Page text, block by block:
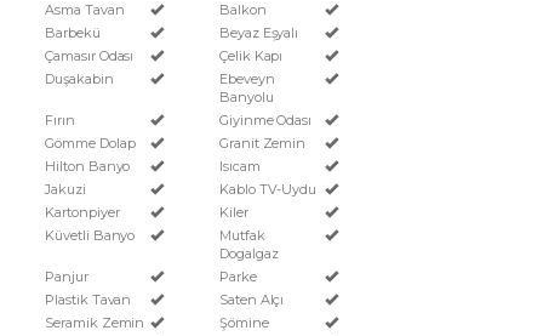
Asma Tavan
Balkon
Barbekü
Beyaz Eşyalı
Çamasır Odası
Çelik Kapı
Duşakabin
Ebeveyn
Banyolu
Fırın
Giyinme Odası
Gömme Dolap
Granit Zemin
Hilton Banyo
Isıcam
Jakuzi
Kablo TV-Uydu
Kartonpiyer
Kiler
Küvetli Banyo
Mutfak
Dogalgaz
Panjur
Parke
Plastik Tavan
Saten Alçı
Seramik Zemin
Şömine